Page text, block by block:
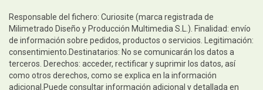
Responsable del fichero: Curiosite (marca registrada de
Milimetrado Diseño y Producción Multimedia S.L.). Finalidad: envío
de información sobre pedidos, productos o servicios. Legitimación:
consentimiento.Destinatarios: No se comunicarán los datos a
terceros. Derechos: acceder, rectificar y suprimir los datos, así
como otros derechos, como se explica en la información
adicional.Puede consultar información adicional y detallada en